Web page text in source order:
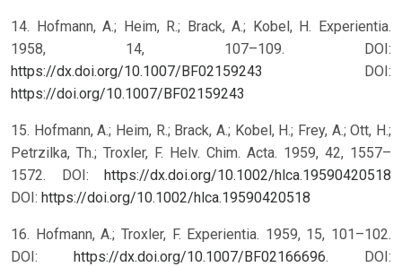
14. Hofmann, A.; Heim, R.; Brack, A.; Kobel, H. Experientia.
1958, 14, 107–109. DOI:
https://dx.doi.org/10.1007/BF02159243
DOI:
https://doi.org/10.1007/BF02159243
15. Hofmann, A.; Heim, R.; Brack, A.; Kobel, H.; Frey, A.; Ott, H.;
Petrzilka, Th.; Troxler, F. Helv. Chim. Acta. 1959, 42, 1557–
1572. DOI: https://dx.doi.org/10.1002/hlca.19590420518
DOI: https://doi.org/10.1002/hlca.19590420518
16. Hofmann, A.; Troxler, F. Experientia. 1959, 15, 101–102.
DOI: https://dx.doi.org/10.1007/BF02166696. DOI: